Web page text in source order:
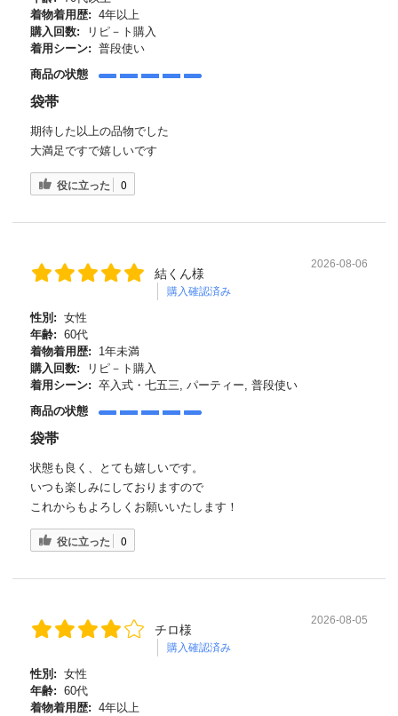
着物着用歴: 4年以上
購入回数:
リピ－ト購入
着用シーン: 普段使い
商品の状態
袋帯
期待した以上の品物でした
大満足ですで嬉しいです
役に立った 0
結くん様
購入確認済み
2026-08-06
性別: 女性
年齢: 60代
着物着用歴:
1年未満
購入回数:
リピ－ト購入
着用シーン: 卒入式・七五三, パーティー, 普段使い
商品の状態
袋帯
状態も良く、とても嬉しいです。
いつも楽しみにしておりますので
これからもよろしくお願いいたします！
役に立った 0
チロ様
購入確認済み
2026-08-05
性別: 女性
年齢: 60代
着物着用歴: 4年以上